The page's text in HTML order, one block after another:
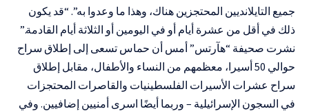
جميع التايلانديين المحتجزين هناك، وهذا ما وعدوا به”. “قد يكون
ذلك في أقل من عشرة أيام أو في اليومين أو الثلاثة أيام القادمة.”
نشرت صحيفة “هآرتس” أمس أن حماس تسعى إلى إطلاق سراح
حوالي 50 أسيرا، معظمهم من النساء والأطفال، مقابل إطلاق
سراح عشرات الأسيرات الفلسطينيات والقاصرات المحتجزات
في السجون الإسرائيلية – وربما أيضًا اسرى أمنيين إضافيين. وفي